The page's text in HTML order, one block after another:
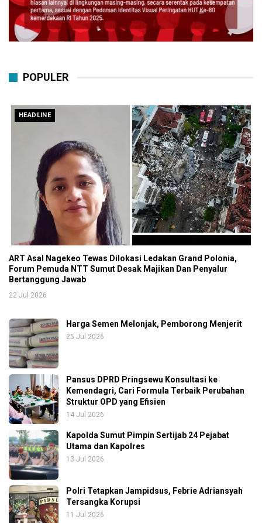
POPULER
HEADLINE
ART Asal Nagekeo Tewas Dilokasi Ledakan Grand Polonia,
Forum Pemuda NTT Sumut Desak Majikan Dan Penyalur
Bertanggung Jawab
22 Jul 2026
Harga Semen Melonjak, Pemborong Menjerit
25 Jul 2026
Pansus DPRD Pringsewu Konsultasi ke
Kemendagri, Cari Formula Terbaik Perubahan
Struktur OPD yang Efisien
14 Jul 2026
Kapolda Sumut Pimpin Sertijab 24 Pejabat
Utama dan Kapolres
13 Jul 2026
Polri Tetapkan Jampidsus, Febrie Adriansyah
Tersangka Korupsi
11 Jul 2026